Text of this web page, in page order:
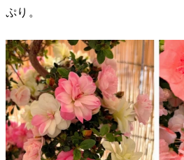
ぷり。